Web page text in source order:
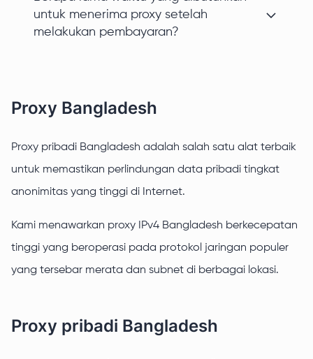
untuk menerima proxy setelah
melakukan pembayaran?
Proxy Bangladesh
Proxy pribadi Bangladesh adalah salah satu alat terbaik
untuk memastikan perlindungan data pribadi tingkat
anonimitas yang tinggi di Internet.
Kami menawarkan proxy IPv4 Bangladesh berkecepatan
tinggi yang beroperasi pada protokol jaringan populer
yang tersebar merata dan subnet di berbagai lokasi.
Proxy pribadi Bangladesh